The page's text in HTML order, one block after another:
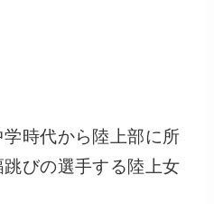
時代から陸上部に所
びの選手する陸上女